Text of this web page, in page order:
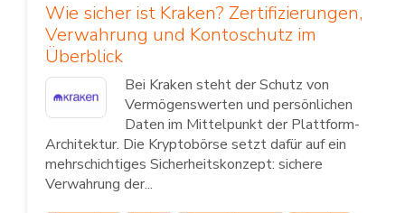
Wie sicher ist Kraken? Zertifizierungen,
Verwahrung und Kontoschutz im
Überblick
Bei Kraken steht der Schutz von
Vermögenswerten und persönlichen
Daten im Mittelpunkt der Plattform-
Architektur. Die Kryptobörse setzt dafür auf ein
mehrschichtiges Sicherheitskonzept: sichere
Verwahrung der...